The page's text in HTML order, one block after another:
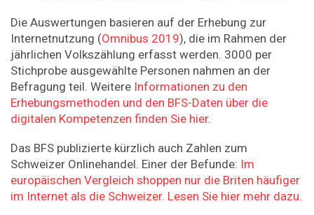
Die Auswertungen basieren auf der Erhebung zur
Internetnutzung (Omnibus 2019), die im Rahmen der
jährlichen Volkszählung erfasst werden. 3000 per
Stichprobe ausgewählte Personen nahmen an der
Befragung teil. Weitere Informationen zu den
Erhebungsmethoden und den BFS-Daten über die
digitalen Kompetenzen finden Sie hier.
Das BFS publizierte kürzlich auch Zahlen zum
Schweizer Onlinehandel. Einer der Befunde: Im
europäischen Vergleich shoppen nur die Briten häufiger
im Internet als die Schweizer. Lesen Sie hier mehr dazu.